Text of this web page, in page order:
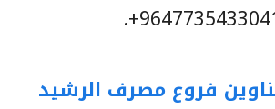
فروع مصرف الرشيد